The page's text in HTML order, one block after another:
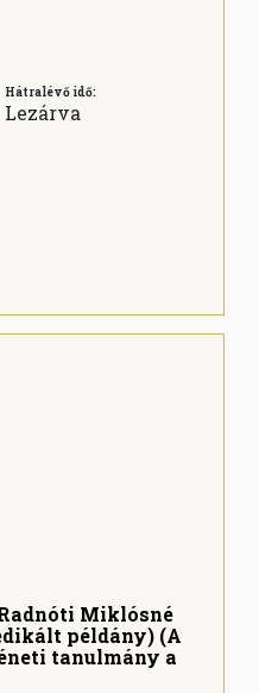
Hátralévő idő:
Lezárva
Miklósné
példány) (A
tanulmány a